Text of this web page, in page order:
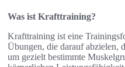
Was ist Krafttraining?
Krafttraining ist eine
Übungen, die darauf abzielen,
um gezielt bestimmte